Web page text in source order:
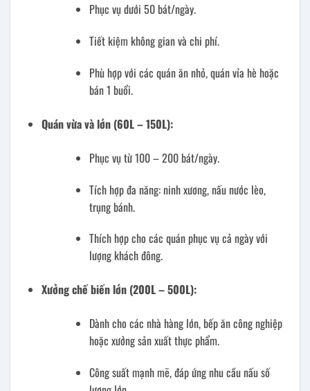
Phục vụ dưới 50 bát/ngày.
Tiết kiệm không gian và chi phí.
Phù hợp với các quán ăn nhỏ, quán vỉa hè hoặc
bán 1 buổi.
Quán vừa và lớn (60L – 150L):
Phục vụ từ 100 – 200 bát/ngày.
Tích hợp đa năng: ninh xương, nấu nước lèo,
trụng bánh.
Thích hợp cho các quán phục vụ cả ngày với
lượng khách đông.
Xưởng chế biến lớn (200L – 500L):
Dành cho các nhà hàng lớn, bếp ăn công nghiệp
hoặc xưởng sản xuất thực phẩm.
Công suất mạnh mẽ, đáp ứng nhu cầu nấu số